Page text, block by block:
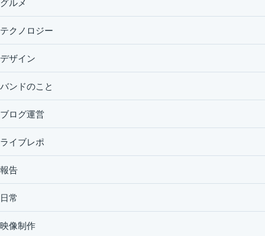
グルメ
テクノロジー
デザイン
バンドのこと
ブログ運営
ライブレポ
報告
日常
映像制作